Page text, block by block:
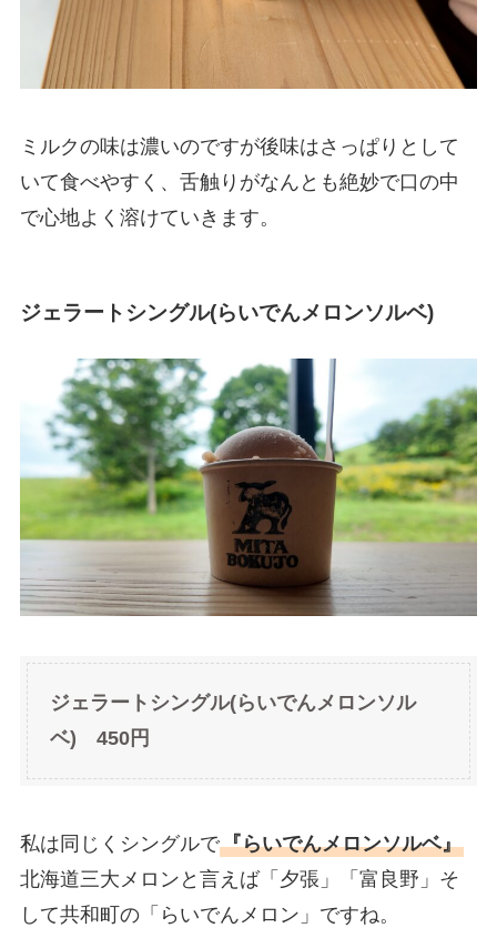
ミルクの味は濃いのですが後味はさっぱりとして
いて食べやすく、舌触りがなんとも絶妙で口の中
で心地よく溶けていきます。
ジェラートシングル(らいでんメロンソルベ)
ジェラートシングル(らいでんメロンソル
ベ) 450円
私は同じくシングルで『らいでんメロンソルベ』
北海道三大メロンと言えば「夕張」「富良野」そ
して共和町の「らいでんメロン」ですね。